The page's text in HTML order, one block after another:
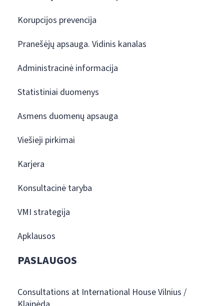
Korupcijos prevencija
Pranešėjų apsauga. Vidinis kanalas
Administracinė informacija
Statistiniai duomenys
Asmens duomenų apsauga
Viešieji pirkimai
Karjera
Konsultacinė taryba
VMI strategija
Apklausos
PASLAUGOS
Consultations at International House Vilnius /